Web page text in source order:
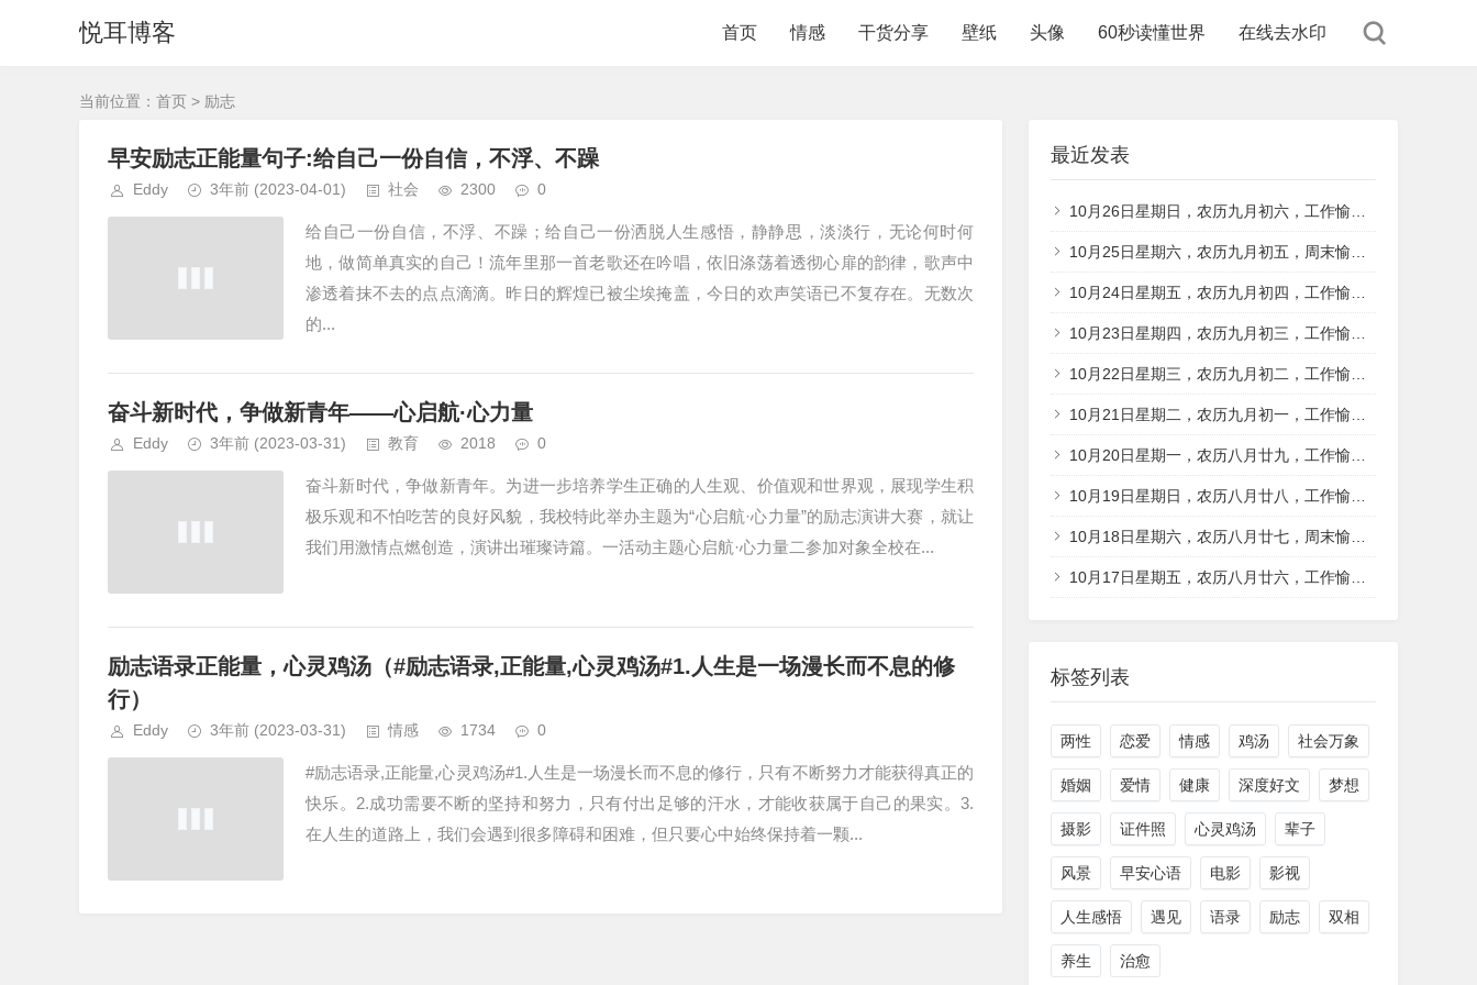
悦耳博客 首页 情感 干货分享 壁纸 头像 60秒读懂世界 在线去水印
当前位置： 首页 > 励志
早安励志正能量句子:给自己一份自信，不浮、不躁
Eddy 3年前 (2023-04-01) 社会 2300 0
给自己一份自信，不浮、不躁；给自己一份洒脱人生感悟，静静思，淡淡行，无论何时何
地，做简单真实的自己！流年里那一首老歌还在吟唱，依旧涤荡着透彻心扉的韵律，歌声中
渗透着抹不去的点点滴滴。昨日的辉煌已被尘埃掩盖，今日的欢声笑语已不复存在。无数次
的...
奋斗新时代，争做新青年——心启航·心力量
Eddy 3年前 (2023-03-31) 教育 2018 0
奋斗新时代，争做新青年。为进一步培养学生正确的人生观、价值观和世界观，展现学生积
极乐观和不怕吃苦的良好风貌，我校特此举办主题为“心启航·心力量”的励志演讲大赛，就让
我们用激情点燃创造，演讲出璀璨诗篇。一活动主题心启航·心力量二参加对象全校在...
励志语录正能量，心灵鸡汤（#励志语录,正能量,心灵鸡汤#1.人生是一场漫长而不息的修
行）
Eddy 3年前 (2023-03-31) 情感 1734 0
#励志语录,正能量,心灵鸡汤#​1.人生是一场漫长而不息的修行，只有不断努力才能获得真正的
快乐。2.成功需要不断的坚持和努力，只有付出足够的汗水，才能收获属于自己的果实。3.
在人生的道路上，我们会遇到很多障碍和困难，但只要心中始终保持着一颗...
最近发表
10月26日星期日，农历九月初六，工作愉快，平安喜乐
10月25日星期六，农历九月初五，周末愉快，平安喜乐
10月24日星期五，农历九月初四，工作愉快，平安喜乐
10月23日星期四，农历九月初三，工作愉快，平安喜乐
10月22日星期三，农历九月初二，工作愉快，平安喜乐
10月21日星期二，农历九月初一，工作愉快，平安喜乐
10月20日星期一，农历八月廿九，工作愉快，平安喜乐
10月19日星期日，农历八月廿八，工作愉快，平安喜乐
10月18日星期六，农历八月廿七，周末愉快，平安喜乐
10月17日星期五，农历八月廿六，工作愉快，平安喜乐
标签列表
两性 恋爱 情感 鸡汤 社会万象
婚姻 爱情 健康 深度好文 梦想
摄影 证件照 心灵鸡汤 辈子
风景 早安心语 电影 影视
人生感悟 遇见 语录 励志 双相
养生 治愈